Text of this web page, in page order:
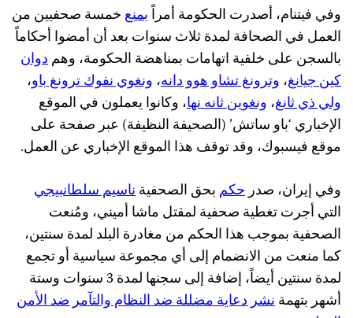
وفي فيتنام، أصدرت الحكومة أمراًبمنع خمسة صحفيين من
العمل في الصحافة لمدة ثلاث سنوات بعد أن أمضوا أحكاماً
بالسجن على خلفية اتهامات بمناهضة الحكومة، وهمدوان
كين جيانغ، وترونغ تشاو هوو دانه، ونغوي نفوك ترونغ باو،
ولي ذي ثانغ، ونغوين ثانه نها، وكانوا يعملون في الموقع
الإخباري ‘باو ساتش’ (الصحيفة النظيفة) عبر صفحة على
موقع فيسبوك، وقد توقف هذا الموقع الإخباري عن العمل.
وفي إيران، صدرحكم بحق الصحفيةناسيم سلطانبيجي
التي أجرت تغطية صحفية لمقتل ماشا أميني، ومُنعت
الصحفية بموجب هذا الحكم من مغادرة البلد لمدة سنتين،
كما منعت من الانضمام إلى أي مجموعة سياسية أو تجمع
لمدة سنتين أيضاً، إضافة إلى سجنها لمدة 3 سنوات وستة
أشهر بتهمةنشر دعاية مضللة ضد النظام والتآمر ضد الأمن